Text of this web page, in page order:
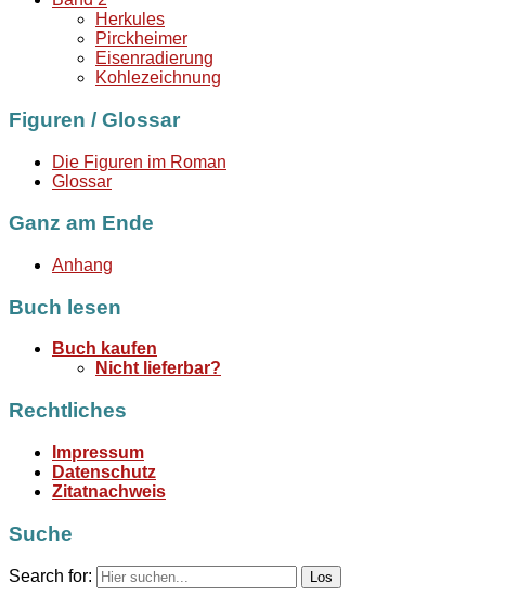
Herkules
Pirckheimer
Eisenradierung
Kohlezeichnung
Figuren / Glossar
Die Figuren im Roman
Glossar
Ganz am Ende
Anhang
Buch lesen
Buch kaufen
Nicht lieferbar?
Rechtliches
Impressum
Datenschutz
Zitatnachweis
Suche
Search for: